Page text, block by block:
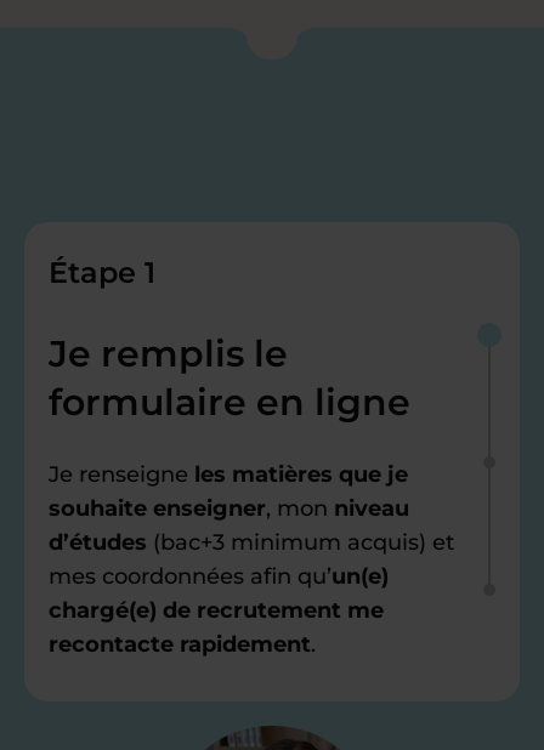
Étape 1
Je remplis le
formulaire en ligne
Je renseigne les matières que je
souhaite enseigner, mon niveau
d’études (bac+3 minimum acquis) et
mes coordonnées afin qu’un(e)
chargé(e) de recrutement me
recontacte rapidement.